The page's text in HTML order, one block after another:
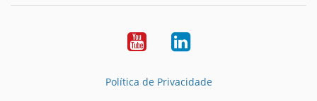
YoutubeLinkedIn
Política de Privacidade